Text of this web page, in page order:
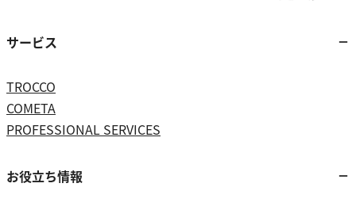
サービス
TROCCO
COMETA
PROFESSIONAL SERVICES
お役立ち情報